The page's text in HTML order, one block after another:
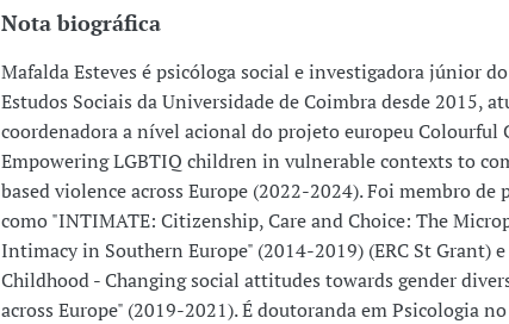
Nota biográfica
Mafalda Esteves é psicóloga social e investigadora júnior
Estudos Sociais da Universidade de Coimbra desde 2015,
coordenadora a nível acional do projeto europeu Colourful
Empowering LGBTIQ children in vulnerable contexts to
based violence across Europe (2022-2024). Foi membro de
como "INTIMATE: Citizenship, Care and Choice: The
Intimacy in Southern Europe" (2014-2019) (ERC St Grant)
Childhood - Changing social attitudes towards gender
across Europe" (2019-2021). É doutoranda em Psicologia